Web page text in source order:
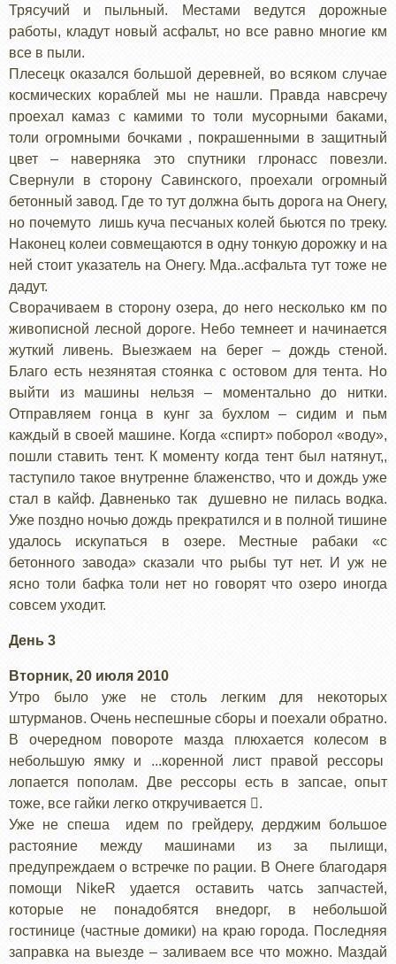
Трясучий и пыльный. Местами ведутся дорожные
работы, кладут новый асфальт, но все равно многие км
все в пыли.
Плесецк оказался большой деревней, во всяком случае
космических кораблей мы не нашли. Правда навсречу
проехал камаз с камими то толи мусорными баками,
толи огромными бочками , покрашенными в защитный
цвет – наверняка это спутники глронасс повезли.
Свернули в сторону Савинского, проехали огромный
бетонный завод. Где то тут должна быть дорога на Онегу,
но почемуто лишь куча песчаных колей бьются по треку.
Наконец колеи совмещаются в одну тонкую дорожку и на
ней стоит указатель на Онегу. Мда..асфальта тут тоже не
дадут.
Сворачиваем в сторону озера, до него несколько км по
живописной лесной дороге. Небо темнеет и начинается
жуткий ливень. Выезжаем на берег – дождь стеной.
Благо есть незянятая стоянка с остовом для тента. Но
выйти из машины нельзя – моментально до нитки.
Отправляем гонца в кунг за бухлом – сидим и пьм
каждый в своей машине. Когда «спирт» поборол «воду»,
пошли ставить тент. К моменту когда тент был натянут,,
таступило такое внутренне блаженство, что и дождь уже
стал в кайф. Давненько так душевно не пилась водка.
Уже поздно ночью дождь прекратился и в полной тишине
удалось искупаться в озере. Местные рабаки «с
бетонного завода» сказали что рыбы тут нет. И уж не
ясно толи бафка толи нет но говорят что озеро иногда
совсем уходит.
День 3
Вторник, 20 июля 2010
Утро было уже не столь легким для некоторых
штурманов. Очень неспешные сборы и поехали обратно.
В очередном повороте мазда плюхается колесом в
небольшую ямку и ...коренной лист правой рессоры
лопается пополам. Две рессоры есть в запсае, опыт
тоже, все гайки легко откручивается .
Уже не спеша идем по грейдеру, дерджим большое
растояние между машинами из за пылищи,
предупреждаем о встречке по рации. В Онеге благодаря
помощи NikeR удается оставить чатсь запчастей,
которые не понадобятся внедорг, в небольшой
гостинице (частные домики) на краю города. Последняя
заправка на выезде – заливаем все что можно. Маздай